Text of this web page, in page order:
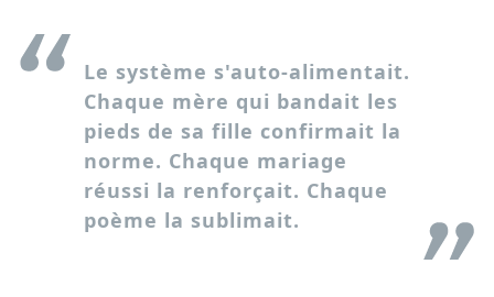
Le système s'auto-alimentait.
Chaque mère qui bandait les
pieds de sa fille confirmait la
norme. Chaque mariage
réussi la renforçait. Chaque
poème la sublimait.